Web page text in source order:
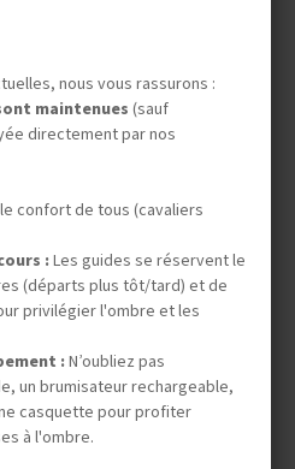
ITALIE
SOUS LE
SICILE
(6 à cheval) -
nous vous rassurons :
maintenues (sauf
directement par nos
confort de tous (cavaliers
:Les guides se réservent le
(départs plus tôt/tard) et de
privilégier l'ombre et les
:N’oubliez pas
un brumisateur rechargeable,
casquette pour profiter
à l'ombre.